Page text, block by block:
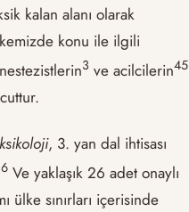
kalan alanı olarak
konu ile ilgili
3 ve acilcilerin45
, 3. yan dal ihtisası
6 Ve yaklaşık 26 adet onaylı
ülke sınırları içerisinde